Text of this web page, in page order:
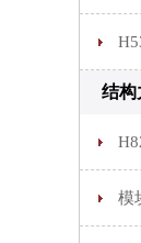
结构
模